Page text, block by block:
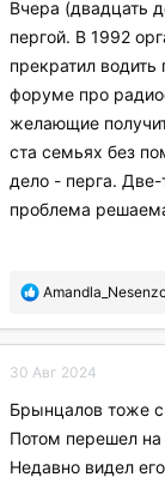
Вчера (двадцать
пергой. В 1992
прекратил
форуме про
желающие
ста семьях без
дело - перга.
проблема
П
б
а
о
д
а
30 Авг 2024
Брынцалов тоже с
Потом перешел на
Недавно видел